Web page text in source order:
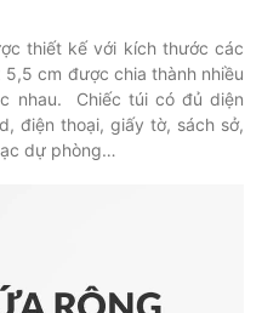
thiết kế với kích thước các
cm được chia thành nhiều
nhau. Chiếc túi có đủ diện
điện thoại, giấy tờ, sách sở,
dự phòng…